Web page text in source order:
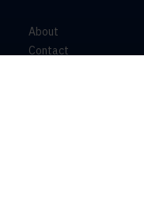
About
Contact